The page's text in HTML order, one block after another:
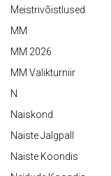
Meistrivõistlused
MM
MM 2026
MM Valikturniir
N
Naiskond
Naiste Jalgpall
Naiste Koondis